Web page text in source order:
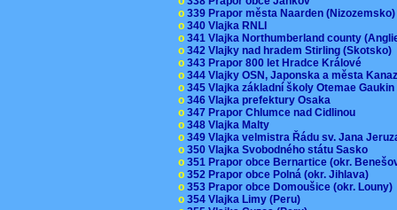
o 339 Prapor města Naarden
o 340 Vlajka RNLI
o 341 Vlajka Northumberland county
o 342 Vlajky nad hradem Stirling (Skotsko)
o 343 Prapor 800 let Hradce Králové
o 344 Vlajky OSN, Japonska a města
o 345 Vlajka základní školy Otemae
o 346 Vlajka prefektury Osaka
o 347 Prapor Chlumce nad Cidlinou
o 348 Vlajka Malty
o 349 Vlajka velmistra Řádu sv. Jana
o 350 Vlajka Svobodného státu Sasko
o 351 Prapor obce Bernartice (okr.
o 352 Prapor obce Polná (okr. Jihlava)
o 353 Prapor obce Domoušice (okr. Louny)
o 354 Vlajka Limy (Peru)